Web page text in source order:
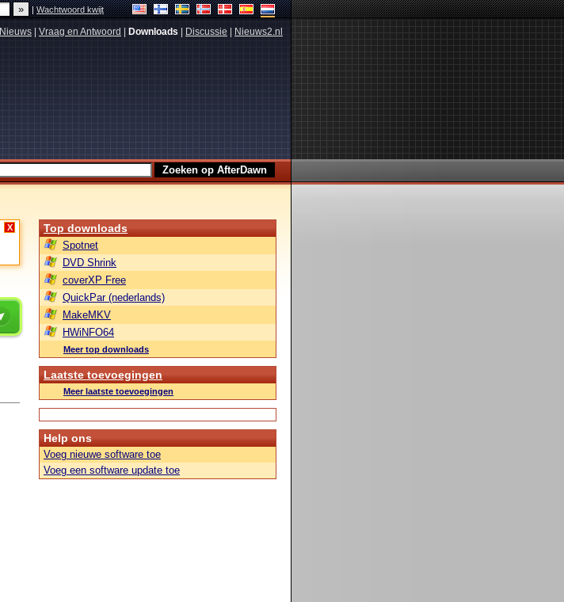
|Wachtwoord kwijt
Nieuws Vraag en Antwoord Downloads Discussie Nieuws2.nl
X Top downloads
Spotnet
DVD Shrink
coverXP Free
QuickPar (nederlands)
MakeMKV
HWiNFO64
Meer top downloads
Laatste toevoegingen
Meer laatste toevoegingen
Help ons
Voeg nieuwe software toe
Voeg een software update toe